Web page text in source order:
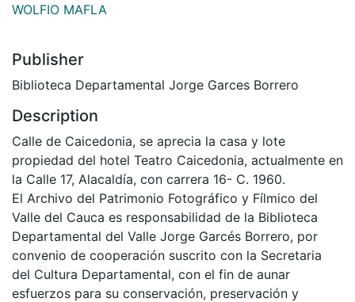
WOLFIO MAFLA
Publisher
Biblioteca Departamental Jorge Garces Borrero
Description
Calle de Caicedonia, se aprecia la casa y lote
propiedad del hotel Teatro Caicedonia, actualmente en
la Calle 17, Alacaldía, con carrera 16- C. 1960.
El Archivo del Patrimonio Fotográfico y Fílmico del
Valle del Cauca es responsabilidad de la Biblioteca
Departamental del Valle Jorge Garcés Borrero, por
convenio de cooperación suscrito con la Secretaria
del Cultura Departamental, con el fin de aunar
esfuerzos para su conservación, preservación y